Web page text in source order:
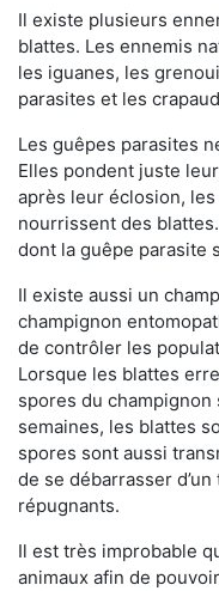
Il existe plusieurs
blattes. Les ennemis
les iguanes, les
parasites et les
Les guêpes parasites
Elles pondent juste
après leur éclosion,
nourrissent des
dont la guêpe parasite
Il existe aussi un
champignon
de contrôler les
Lorsque les blattes
spores du
semaines, les blattes
spores sont aussi
de se débarrasser
répugnants.
Il est très improbable
animaux afin de